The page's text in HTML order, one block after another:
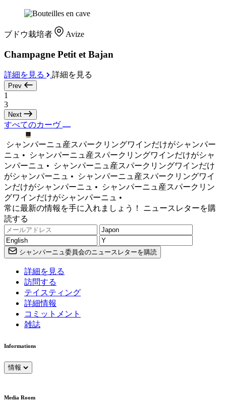
ブドウ栽培者 Avize
Champagne Petit et Bajan
詳細を見る 詳細を見る
Prev
1
3
Next
すべてのカーヴ
シャンパーニュ産スパークリングワインだけがシャンパー
ニュ •
シャンパーニュ産スパークリングワインだけがシャ
ンパーニュ •
シャンパーニュ産スパークリングワインだけ
がシャンパーニュ •
シャンパーニュ産スパークリングワイ
ンだけがシャンパーニュ •
シャンパーニュ産スパークリン
グワインだけがシャンパーニュ •
常に最新の情報を手に入れましょう！ ニュースレターを購
読する
シャンパーニュ委員会のニュースレターを購読
詳細を見る
訪問する
テイスティング
詳細情報
コミットメント
雑誌
Informations
情報
Media Room